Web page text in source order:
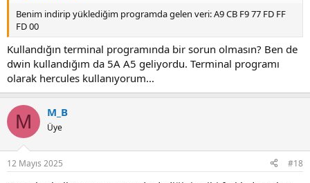
Benim indirip yüklediğim programda gelen veri: A9 CB F9 77 FD FF
FD 00
Kullandığın terminal programında bir sorun olmasın? Ben de
dwin kullandığım da 5A A5 geliyordu. Terminal programı
olarak hercules kullanıyorum...
M M_B
Üye
12 Mayıs 2025 #18